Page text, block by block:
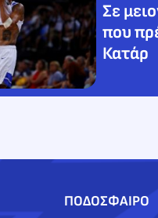
Σε
που
Κατάρ
ΠΟΔΟΣΦΑΙΡΟ